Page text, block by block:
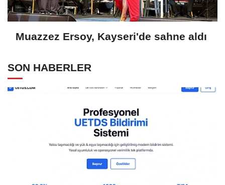
Muazzez Ersoy, Kayseri'de sahne aldı
SON HABERLER